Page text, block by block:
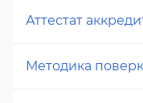
Аттестат
Методика